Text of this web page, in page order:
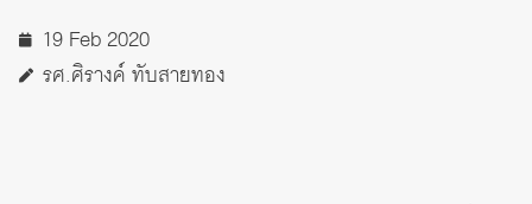
19 Feb 2020
รศ.ศิรางค์ ทับสายทอง